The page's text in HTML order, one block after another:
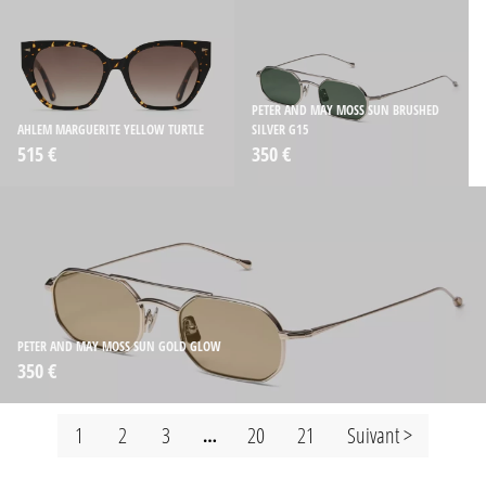
AHLEM MARGUERITE YELLOW TURTLE
515 €
PETER AND MAY MOSS SUN BRUSHED
SILVER G15
350 €
PETER AND MAY MOSS SUN GOLD GLOW
350 €
1 2 3 … 20 21 Suivant >